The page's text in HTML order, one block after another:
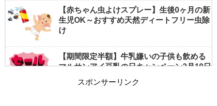
【赤ちゃん虫よけスプレー】生後0ヶ月の新
生児OK～おすすめ天然ディートフリー虫除
け
【期間限定半額】牛乳嫌いの子供も飲める
マルサンアイ豆乳の日キャンペーン3月19日
スポンサーリンク